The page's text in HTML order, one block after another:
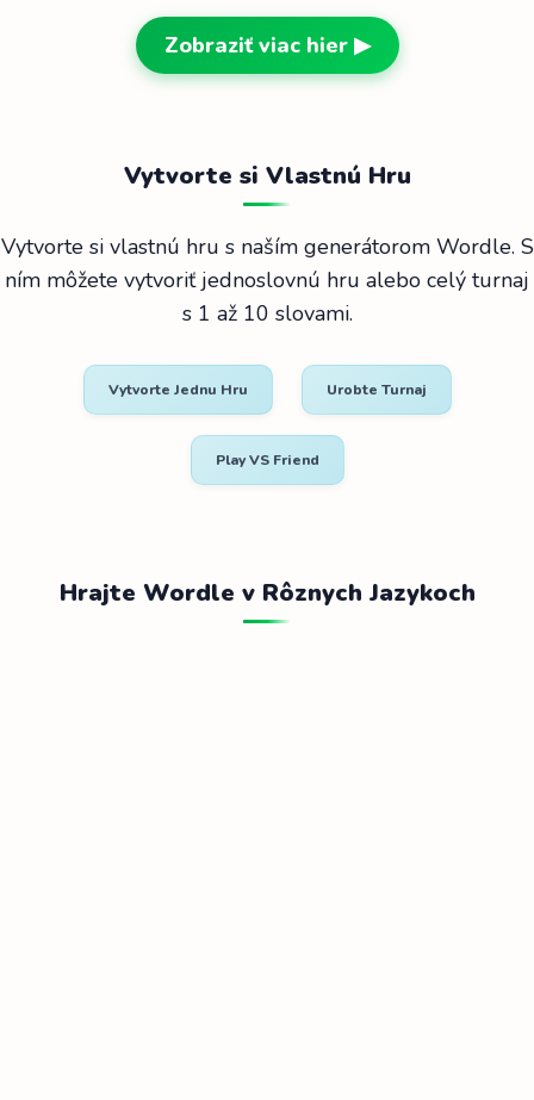
Zobraziť viac hier ▶
Vytvorte si Vlastnú Hru
Vytvorte si vlastnú hru s naším generátorom Wordle. S
ním môžete vytvoriť jednoslovnú hru alebo celý turnaj
s 1 až 10 slovami.
Vytvorte Jednu Hru Urobte Turnaj
Play VS Friend
Hrajte Wordle v Rôznych Jazykoch